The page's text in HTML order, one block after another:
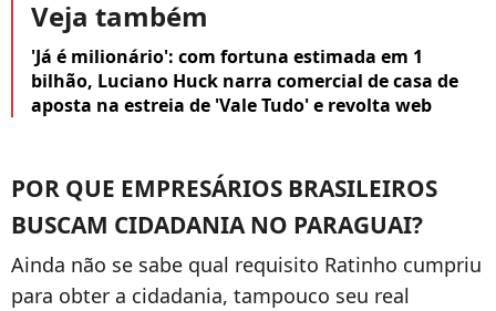
Veja também
'Já é milionário': com fortuna estimada em 1
bilhão, Luciano Huck narra comercial de casa de
aposta na estreia de 'Vale Tudo' e revolta web
POR QUE EMPRESÁRIOS BRASILEIROS
BUSCAM CIDADANIA NO PARAGUAI?
Ainda não se sabe qual requisito Ratinho cumpriu
para obter a cidadania, tampouco seu real